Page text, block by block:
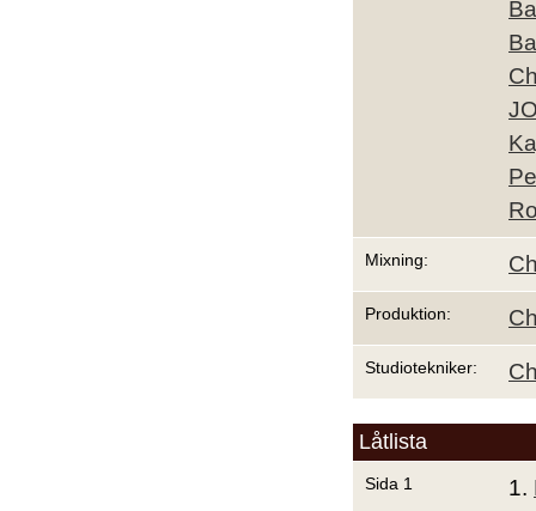
Mixning:
Produktion:
Studiotekniker:
Låtlista
Sida 1 1.